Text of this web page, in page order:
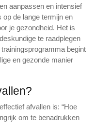
aanpassen en intensief
de lange termijn en
je gezondheid. Het is
te raadplegen
begint
en gezonde manier
afvallen is: “Hoe
om te benadrukken